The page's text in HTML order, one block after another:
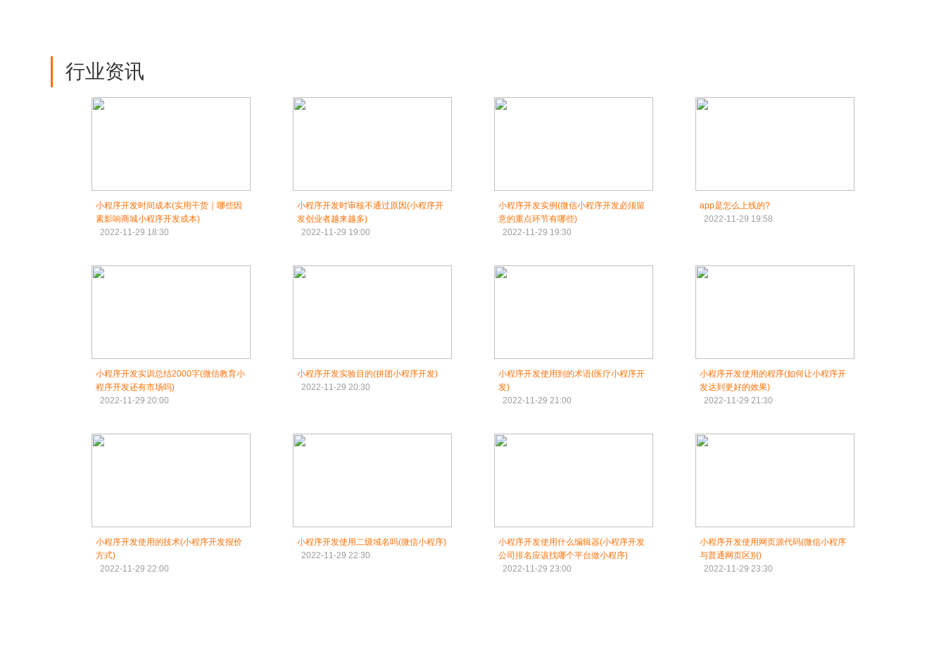
行业资讯
小程序开发时间成本(实用干货｜哪些因
素影响商城小程序开发成本)
2022-11-29 18:30
小程序开发时审核不通过原因(小程序开
发创业者越来越多)
2022-11-29 19:00
小程序开发实例(微信小程序开发必须留
意的重点环节有哪些)
2022-11-29 19:30
app是怎么上线的?
2022-11-29 19:58
小程序开发实训总结2000字(微信教育小
程序开发还有市场吗)
2022-11-29 20:00
小程序开发实验目的(拼团小程序开发)
2022-11-29 20:30
小程序开发使用到的术语(医疗小程序开
发)
2022-11-29 21:00
小程序开发使用的程序(如何让小程序开
发达到更好的效果)
2022-11-29 21:30
小程序开发使用的技术(小程序开发报价
方式)
2022-11-29 22:00
小程序开发使用二级域名吗(微信小程序)
2022-11-29 22:30
小程序开发使用什么编辑器(小程序开发
公司排名应该找哪个平台做小程序)
2022-11-29 23:00
小程序开发使用网页源代码(微信小程序
与普通网页区别)
2022-11-29 23:30